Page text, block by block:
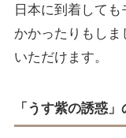
日本に到着して
かかったりもし
いただけます。
「うす紫の誘惑」